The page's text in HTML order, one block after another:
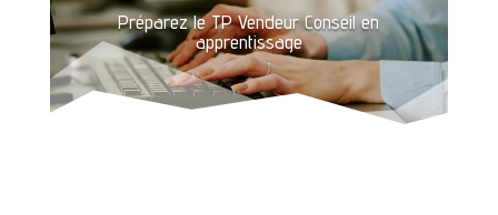
Préparez le TP Vendeur Conseil en
apprentissage